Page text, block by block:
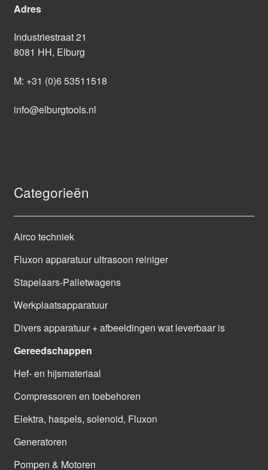
Adres
Industriestraat 21
8081 HH, Elburg
M: +31 (0)6 53511518
info@elburgtools.nl
Categorieën
Airco techniek
Fluxon apparatuur ultrasoon reiniger
Stapelaars-Palletwagens
Werkplaatsapparatuur
Divers apparatuur + afbeeldingen wat leverbaar is
Gereedschappen
Hef- en hijsmateriaal
Compressoren en toebehoren
Elektra, haspels, solenoid, Fluxon
Generatoren
Pompen & Motoren